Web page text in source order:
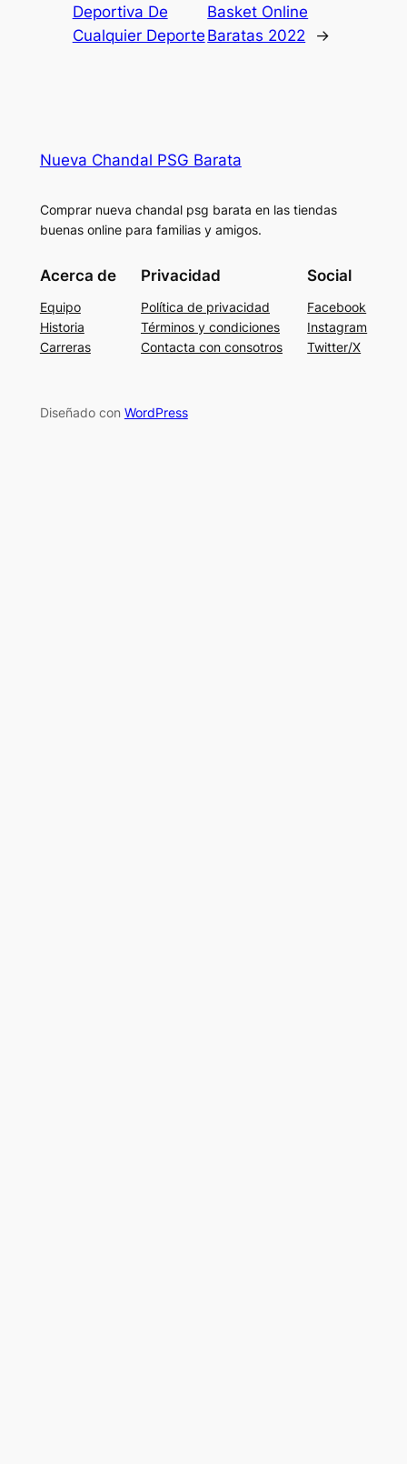
Deportiva De
Cualquier Deporte
Basket Online
Baratas 2022
→
Nueva Chandal PSG Barata
Comprar nueva chandal psg barata en las tiendas
buenas online para familias y amigos.
Acerca de
Equipo
Historia
Carreras
Privacidad
Política de privacidad
Términos y condiciones
Contacta con consotros
Social
Facebook
Instagram
Twitter/X
Diseñado con WordPress